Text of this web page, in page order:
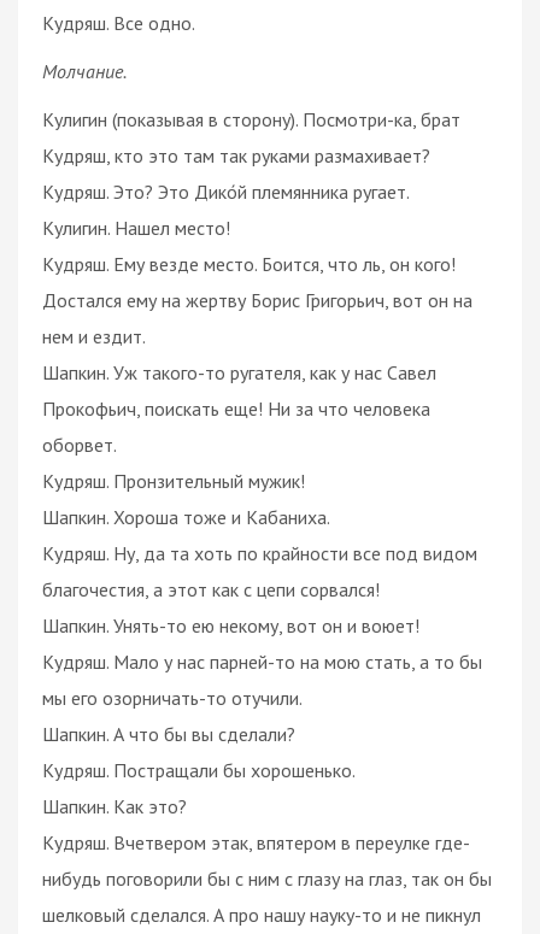
Кудряш. Все одно.
Молчание.
Кулигин (показывая в сторону). Посмотри-ка, брат
Кудряш, кто это там так руками размахивает?
Кудряш. Это? Это Дико́й племянника ругает.
Кулигин. Нашел место!
Кудряш. Ему везде место. Боится, что ль, он кого!
Достался ему на жертву Борис Григорьич, вот он на
нем и ездит.
Шапкин. Уж такого-то ругателя, как у нас Савел
Прокофьич, поискать еще! Ни за что человека
оборвет.
Кудряш. Пронзительный мужик!
Шапкин. Хороша тоже и Кабаниха.
Кудряш. Ну, да та хоть по крайности все под видом
благочестия, а этот как с цепи сорвался!
Шапкин. Унять-то ею некому, вот он и воюет!
Кудряш. Мало у нас парней-то на мою стать, а то бы
мы его озорничать-то отучили.
Шапкин. А что бы вы сделали?
Кудряш. Постращали бы хорошенько.
Шапкин. Как это?
Кудряш. Вчетвером этак, впятером в переулке где-
нибудь поговорили бы с ним с глазу на глаз, так он бы
шелковый сделался. А про нашу науку-то и не пикнул